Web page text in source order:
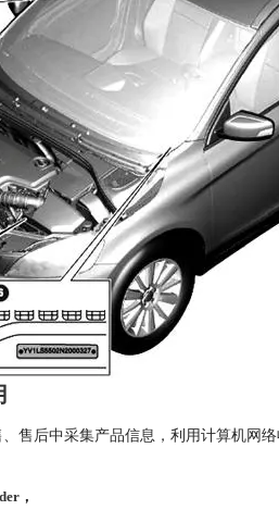
售后中采集产品信息，利用计算机网
，